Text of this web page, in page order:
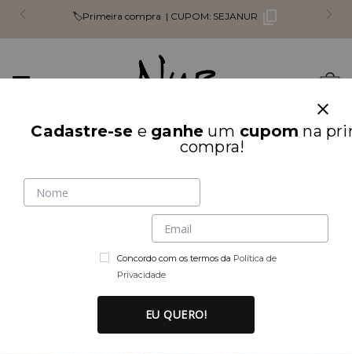
🏷️Primeira compra | CUPOM: SEJANUR
Mudar
BuscaCadastre-se e ganhe um cupom na
compra!
Concordo com os termos da Política de
Privacidade
EU QUERO!